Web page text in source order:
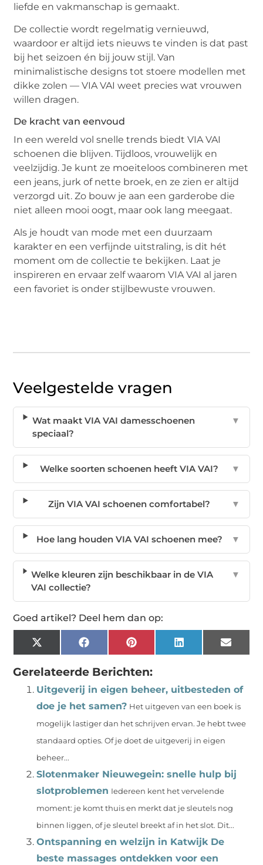
liefde en vakmanschap is gemaakt.
De collectie wordt regelmatig vernieuwd,
waardoor er altijd iets nieuws te vinden is dat past
bij het seizoen én bij jouw stijl. Van
minimalistische designs tot stoere modellen met
dikke zolen — VIA VAI weet precies wat vrouwen
willen dragen.
De kracht van eenvoud
In een wereld vol snelle trends biedt VIA VAI
schoenen die blijven. Tijdloos, vrouwelijk en
veelzijdig. Je kunt ze moeiteloos combineren met
een jeans, jurk of nette broek, en ze zien er altijd
verzorgd uit. Zo bouw je aan een garderobe die
niet alleen mooi oogt, maar ook lang meegaat.
Als je houdt van mode met een duurzaam
karakter en een verfijnde uitstraling, is dit hét
moment om de collectie te bekijken. Laat je
inspireren en ervaar zelf waarom VIA VAI al jaren
een favoriet is onder stijlbewuste vrouwen.
Veelgestelde vragen
Wat maakt VIA VAI damesschoenen
speciaal?
▼
Welke soorten schoenen heeft VIA VAI? ▼
Zijn VIA VAI schoenen comfortabel? ▼
Hoe lang houden VIA VAI schoenen mee? ▼
Welke kleuren zijn beschikbaar in de VIA
VAI collectie?
▼
Goed artikel? Deel hem dan op:
X
(Twitter)
FacebookPinterest LinkedIn Email
Gerelateerde Berichten:
Uitgeverij in eigen beheer, uitbesteden of
doe je het samen? Het uitgeven van een boek is
mogelijk lastiger dan het schrijven ervan. Je hebt twee
standaard opties. Of je doet de uitgeverij in eigen
beheer...
Slotenmaker Nieuwegein: snelle hulp bij
slotproblemen Iedereen kent het vervelende
moment: je komt thuis en merkt dat je sleutels nog
binnen liggen, of je sleutel breekt af in het slot. Dit...
Ontspanning en welzijn in Katwijk De
beste massages ontdekken voor een